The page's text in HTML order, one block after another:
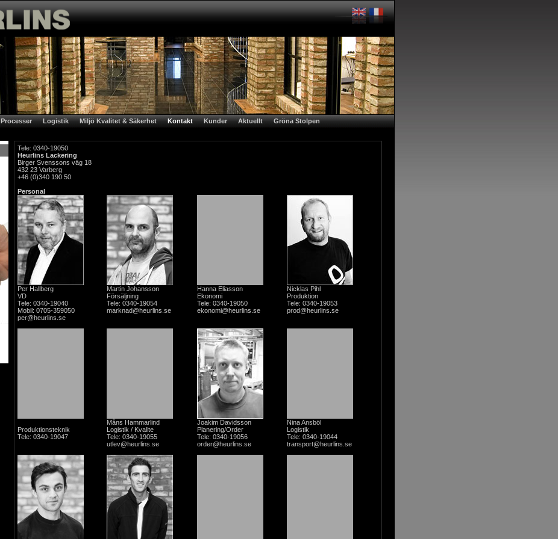
Processer Logistik Miljö Kvalitet & Säkerhet Kontakt Kunder Aktuellt Gröna Stolpen
Tele: 0340-19050
Heurlins Lackering
Birger Svenssons väg 18
432 23 Varberg
+46 (0)340 190 50
Personal
Per Hallberg
VD
Tele: 0340-19040
Mobil: 0705-359050
per@heurlins.se
Martin Johansson
Försäljning
Tele: 0340-19054
marknad@heurlins.se
Hanna Eliasson
Ekonomi
Tele: 0340-19050
ekonomi@heurlins.se
Nicklas Pihl
Produktion
Tele: 0340-19053
prod@heurlins.se
Produktionsteknik
Tele: 0340-19047
Måns Hammarlind
Logistik / Kvalite
Tele: 0340-19055
utlev@heurlins.se
Joakim Davidsson
Planering/Order
Tele: 0340-19056
order@heurlins.se
Nina Ansböl
Logistik
Tele: 0340-19044
transport@heurlins.se